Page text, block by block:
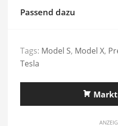
Passend dazu
Tags: Model S, Model X,
Tesla